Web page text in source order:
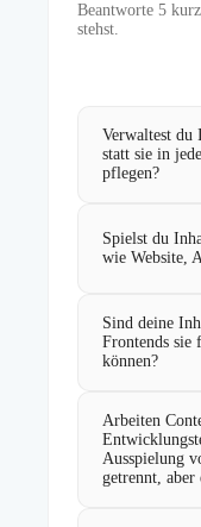
Beantworte 5
stehst.
Verwaltest du
statt sie in
pflegen?
Spielst du
wie Website,
Sind deine
Frontends sie
können?
Arbeiten
Ausspielung
getrennt, aber